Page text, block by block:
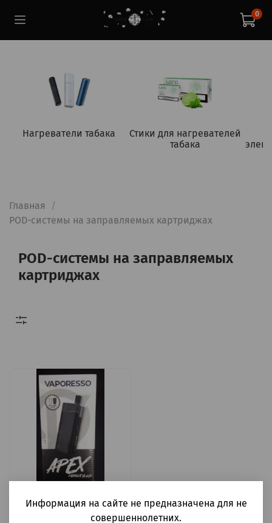
0
Нагреватели табака
Стики для нагревателей
табака
Главная
POD-системы на заправляемых картриджах
POD-системы на заправляемых
картриджах
Vaporesso Apex 2000мАч
Информация на сайте не предназначена для не
совершеннолетних.